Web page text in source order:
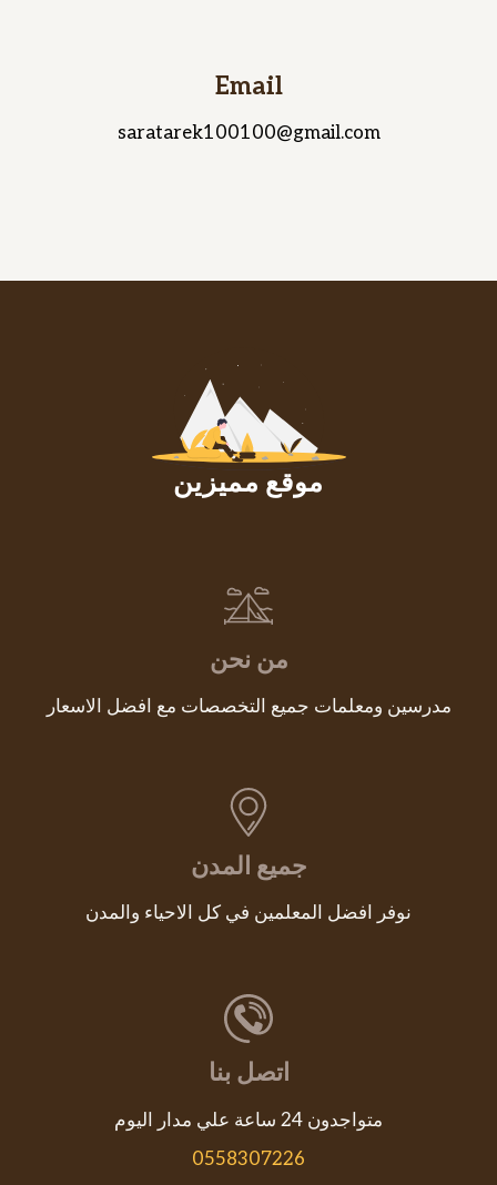
Email
saratarek100100@gmail.com
موقع مميزين
من نحن
مدرسين ومعلمات جميع التخصصات مع افضل الاسعار
جميع المدن
نوفر افضل المعلمين في كل الاحياء والمدن
اتصل بنا
متواجدون 24 ساعة علي مدار اليوم
0558307226